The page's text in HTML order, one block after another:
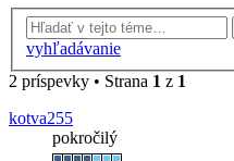
vyhľadávanie
2 príspevky • Strana 1 z 1
kotva255
pokročilý